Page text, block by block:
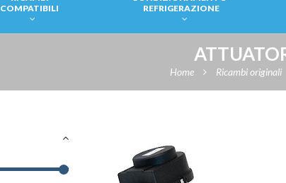
COMPATIBILI
REFRIGERAZIONE
Home Ricambi originali